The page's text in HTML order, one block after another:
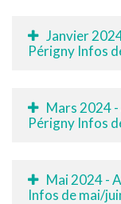
Janvier
Périgny Infos
Mars 2024
Périgny Infos
Mai 2024 -
Infos de mai/